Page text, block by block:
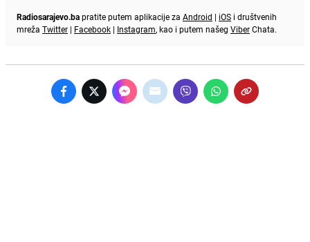
Radiosarajevo.bapratite putem aplikacije za Android | iOS i društvenih
mreža Twitter | Facebook | Instagram, kao i putem našeg ViberChata.